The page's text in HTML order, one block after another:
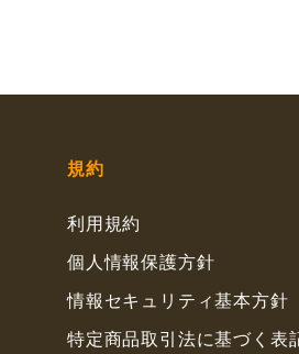
規約
利用規約
個人情報保護方針
情報セキュリティ基本方針
特定商品取引法に基づく表